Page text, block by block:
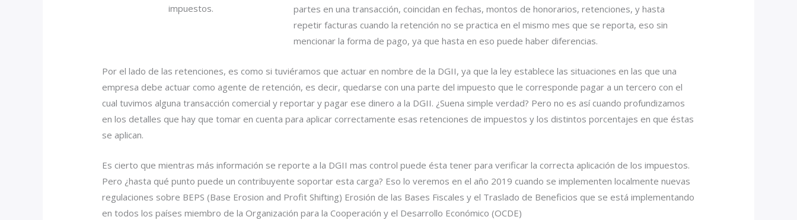
impuestos.
partes en una transacción, coincidan en fechas, montos de honorarios, retenciones, y hasta
repetir facturas cuando la retención no se practica en el mismo mes que se reporta, eso sin
mencionar la forma de pago, ya que hasta en eso puede haber diferencias.
Por el lado de las retenciones, es como si tuviéramos que actuar en nombre de la DGII, ya que la ley establece las situaciones en las que una
empresa debe actuar como agente de retención, es decir, quedarse con una parte del impuesto que le corresponde pagar a un tercero con el
cual tuvimos alguna transacción comercial y reportar y pagar ese dinero a la DGII. ¿Suena simple verdad? Pero no es así cuando profundizamos
en los detalles que hay que tomar en cuenta para aplicar correctamente esas retenciones de impuestos y los distintos porcentajes en que éstas
se aplican.
Es cierto que mientras más información se reporte a la DGII mas control puede ésta tener para verificar la correcta aplicación de los impuestos.
Pero ¿hasta qué punto puede un contribuyente soportar esta carga? Eso lo veremos en el año 2019 cuando se implementen localmente nuevas
regulaciones sobre BEPS (Base Erosion and Profit Shifting) Erosión de las Bases Fiscales y el Traslado de Beneficios que se está implementando
en todos los países miembro de la Organización para la Cooperación y el Desarrollo Económico (OCDE)